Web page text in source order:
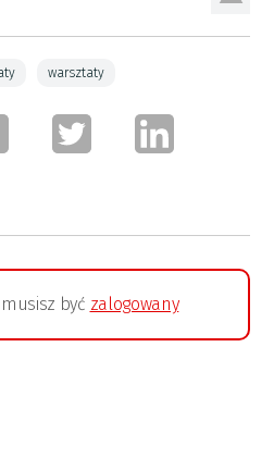
warsztaty
być zalogowany